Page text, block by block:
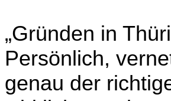
„Gründen in
Persönlich,
genau der